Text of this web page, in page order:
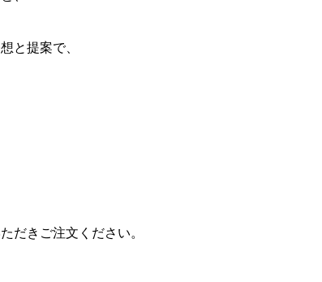
と提案で、
だきご注文ください。